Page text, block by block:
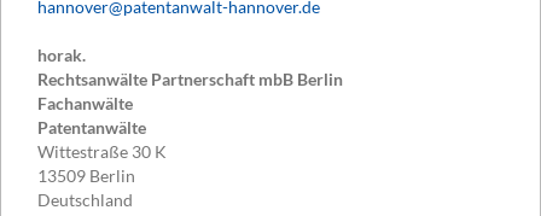
hannover@patentanwalt-hannover.de
horak.
Rechtsanwälte Partnerschaft mbB Berlin
Fachanwälte
Patentanwälte
Wittestraße 30 K
13509 Berlin
Deutschland